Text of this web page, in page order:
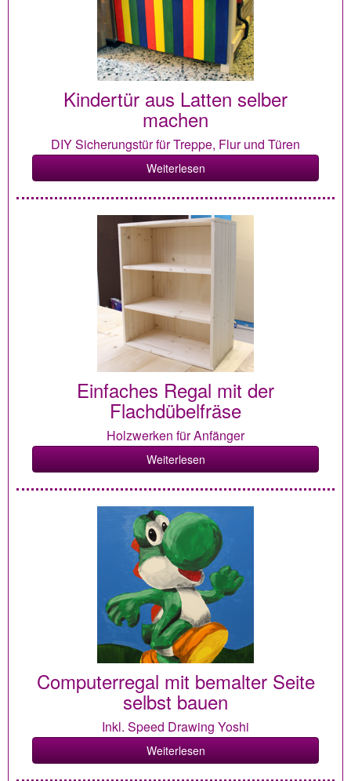
Kindertür aus Latten selber
machen
DIY Sicherungstür für Treppe, Flur und Türen
Weiterlesen
Einfaches Regal mit der
Flachdübelfräse
Holzwerken für Anfänger
Weiterlesen
Computerregal mit bemalter Seite
selbst bauen
Inkl. Speed Drawing Yoshi
Weiterlesen